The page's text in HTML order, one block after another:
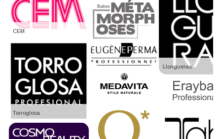
CEM
Torroglosa
Llongueras